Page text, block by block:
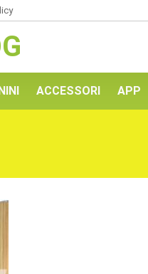
ACCESSORI APP